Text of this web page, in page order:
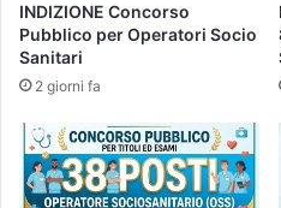
INDIZIONE Concorso
Pubblico per Operatori Socio
Sanitari
2 giorni fa